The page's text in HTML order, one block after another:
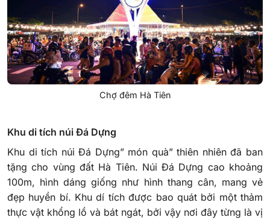
Chợ đêm Hà Tiên
Khu di tích núi Đá Dựng
Khu di tích núi Đá Dựng” món quà” thiên nhiên đã ban
tặng cho vùng đất Hà Tiên. Núi Đá Dựng cao khoảng
100m, hình dáng giống như hình thang cân, mang vẻ
đẹp huyền bí. Khu dí tích được bao quát bởi một thảm
thực vật khổng lồ và bát ngát, bởi vậy nơi đây từng là vị